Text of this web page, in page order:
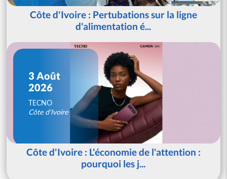
Côte d'Ivoire : Pertubations sur la ligne
d'alimentation é...
3 Août
2026
TECNO
Côte d'Ivoire
Côte d'Ivoire : L'économie de l'attention :
pourquoi les j...